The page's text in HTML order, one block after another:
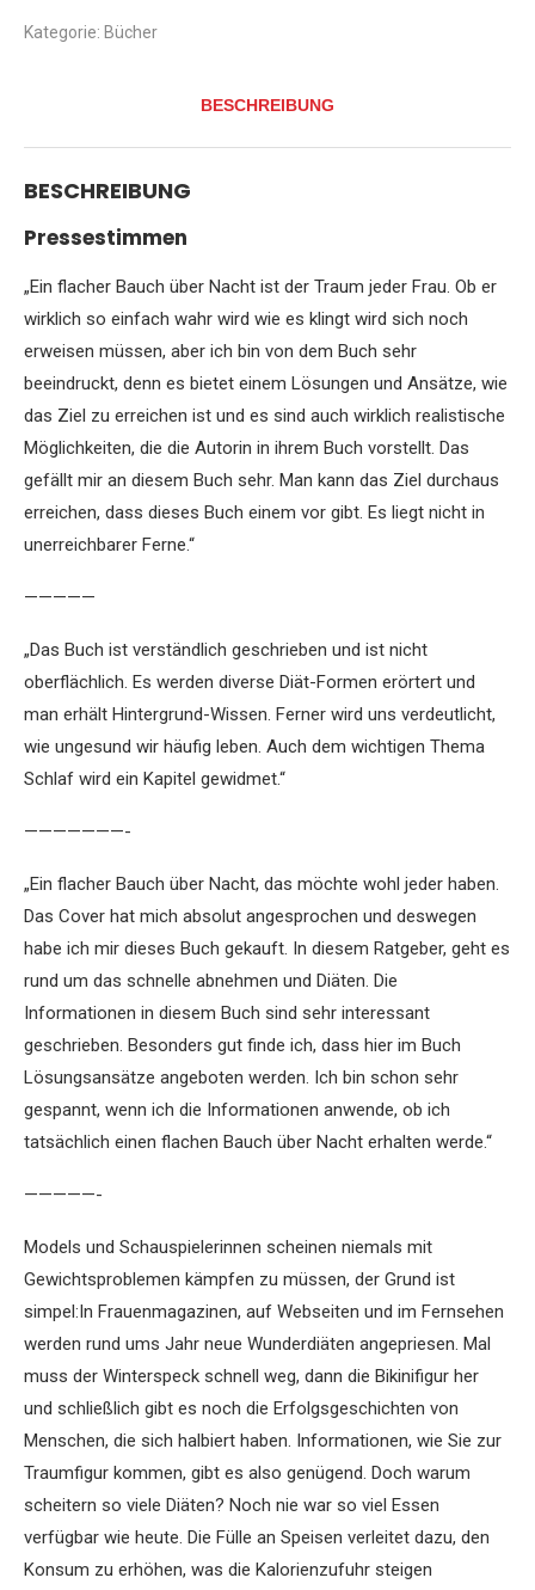
Jahre
altes
Blitz-
Sie
schlank
können
Menge
Kategorie: Bücher
BESCHREIBUNG
BESCHREIBUNG
Pressestimmen
„Ein flacher Bauch über Nacht ist der Traum jeder Frau. Ob er
wirklich so einfach wahr wird wie es klingt wird sich noch
erweisen müssen, aber ich bin von dem Buch sehr
beeindruckt, denn es bietet einem Lösungen und Ansätze, wie
das Ziel zu erreichen ist und es sind auch wirklich realistische
Möglichkeiten, die die Autorin in ihrem Buch vorstellt. Das
gefällt mir an diesem Buch sehr. Man kann das Ziel durchaus
erreichen, dass dieses Buch einem vor gibt. Es liegt nicht in
unerreichbarer Ferne.“
—————
„Das Buch ist verständlich geschrieben und ist nicht
oberflächlich. Es werden diverse Diät-Formen erörtert und
man erhält Hintergrund-Wissen. Ferner wird uns verdeutlicht,
wie ungesund wir häufig leben. Auch dem wichtigen Thema
Schlaf wird ein Kapitel gewidmet.“
———————-
„Ein flacher Bauch über Nacht, das möchte wohl jeder haben.
Das Cover hat mich absolut angesprochen und deswegen
habe ich mir dieses Buch gekauft. In diesem Ratgeber, geht es
rund um das schnelle abnehmen und Diäten. Die
Informationen in diesem Buch sind sehr interessant
geschrieben. Besonders gut finde ich, dass hier im Buch
Lösungsansätze angeboten werden. Ich bin schon sehr
gespannt, wenn ich die Informationen anwende, ob ich
tatsächlich einen flachen Bauch über Nacht erhalten werde.“
—————-
Models und Schauspielerinnen scheinen niemals mit
Gewichtsproblemen kämpfen zu müssen, der Grund ist
simpel:In Frauenmagazinen, auf Webseiten und im Fernsehen
werden rund ums Jahr neue Wunderdiäten angepriesen. Mal
muss der Winterspeck schnell weg, dann die Bikinifigur her
und schließlich gibt es noch die Erfolgsgeschichten von
Menschen, die sich halbiert haben. Informationen, wie Sie zur
Traumfigur kommen, gibt es also genügend. Doch warum
scheitern so viele Diäten? Noch nie war so viel Essen
verfügbar wie heute. Die Fülle an Speisen verleitet dazu, den
Konsum zu erhöhen, was die Kalorienzufuhr steigen